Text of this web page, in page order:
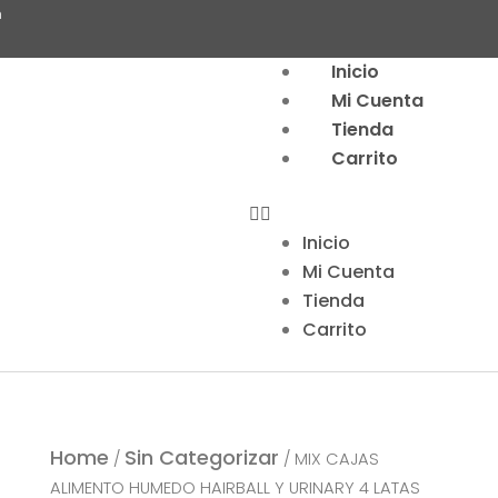
Inicio
Mi Cuenta
Tienda
Carrito
Menu
Inicio
Mi Cuenta
Tienda
Carrito
Home / Sin Categorizar / MIX CAJAS
ALIMENTO HUMEDO HAIRBALL Y URINARY 4 LATAS